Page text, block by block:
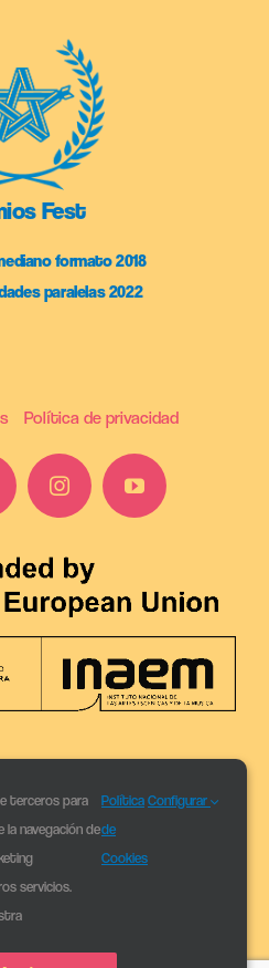
Fest
formato 2018
paralelas 2022
Política de privacidad
terceros para
navegación de
servicios.
Política
de
Cookies
Configurar